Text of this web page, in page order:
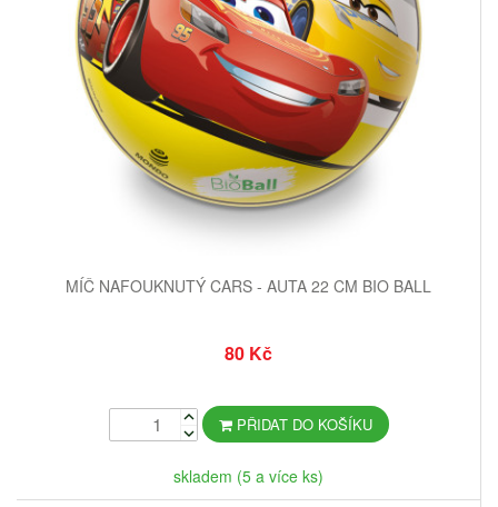
MÍČ NAFOUKNUTÝ CARS - AUTA 22 CM BIO BALL
80 Kč
PŘIDAT DO KOŠÍKU
skladem (5 a více ks)